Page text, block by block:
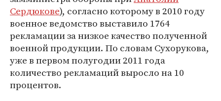
Сердюкове), согласно которому в 2010 году
военное ведомство выставило 1764
рекламации за низкое качество полученной
военной продукции. По словам Сухорукова,
уже в первом полугодии 2011 года
количество рекламаций выросло на 10
процентов.